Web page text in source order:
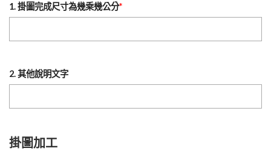
1. 掛圖完成尺寸為幾乘幾公分*
2. 其他說明文字
掛圖加工